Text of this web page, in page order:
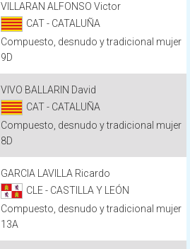
VILLARAN ALFONSO Victor
CAT - CATALUÑA
Compuesto, desnudo y tradicional mujer
9D
VIVO BALLARIN David
CAT - CATALUÑA
Compuesto, desnudo y tradicional mujer
8D
GARCIA LAVILLA Ricardo
CLE - CASTILLA Y LEÓN
Compuesto, desnudo y tradicional mujer
13A